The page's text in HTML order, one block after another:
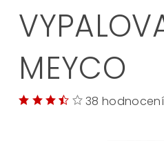
MEYCO
38 hodnocení